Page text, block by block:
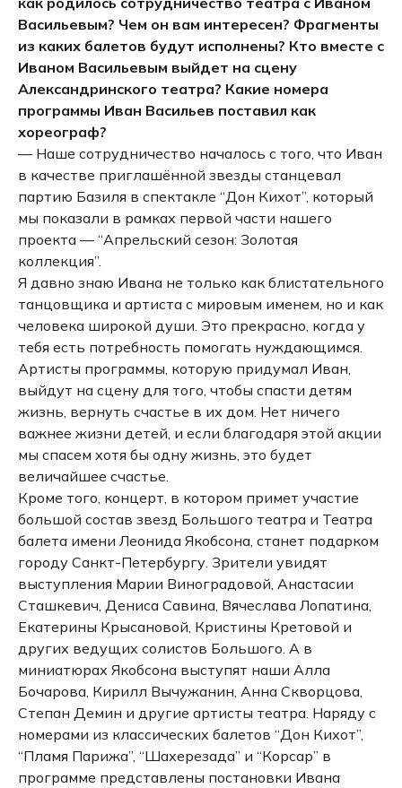
Васильевым? Чем он вам интересен? Фрагменты
из каких балетов будут исполнены? Кто вместе с
Иваном Васильевым выйдет на сцену
Александринского театра? Какие номера
программы Иван Васильев поставил как
хореограф?
— Наше сотрудничество началось с того, что Иван
в качестве приглашённой звезды станцевал
партию Базиля в спектакле “Дон Кихот”, который
мы показали в рамках первой части нашего
проекта — “Апрельский сезон: Золотая
коллекция”.
Я давно знаю Ивана не только как блистательного
танцовщика и артиста с мировым именем, но и как
человека широкой души. Это прекрасно, когда у
тебя есть потребность помогать нуждающимся.
Артисты программы, которую придумал Иван,
выйдут на сцену для того, чтобы спасти детям
жизнь, вернуть счастье в их дом. Нет ничего
важнее жизни детей, и если благодаря этой акции
мы спасем хотя бы одну жизнь, это будет
величайшее счастье.
Кроме того, концерт, в котором примет участие
большой состав звезд Большого театра и Театра
балета имени Леонида Якобсона, станет подарком
городу Санкт-Петербургу. Зрители увидят
выступления Марии Виноградовой, Анастасии
Сташкевич, Дениса Савина, Вячеслава Лопатина,
Екатерины Крысановой, Кристины Кретовой и
других ведущих солистов Большого. А в
миниатюрах Якобсона выступят наши Алла
Бочарова, Кирилл Вычужанин, Анна Скворцова,
Степан Демин и другие артисты театра. Наряду с
номерами из классических балетов “Дон Кихот”,
“Пламя Парижа”, “Шахерезада” и “Корсар” в
программе представлены постановки Ивана